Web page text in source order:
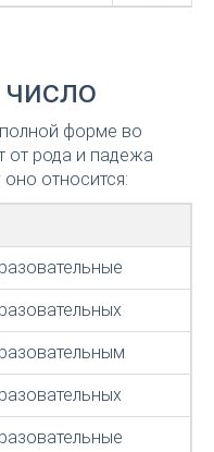
форме во
от рода и падежа
относится: